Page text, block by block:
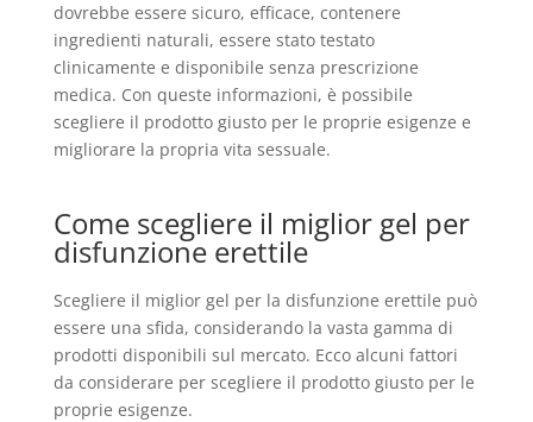
dovrebbe essere sicuro, efficace, contenere
ingredienti naturali, essere stato testato
clinicamente e disponibile senza prescrizione
medica. Con queste informazioni, è possibile
scegliere il prodotto giusto per le proprie esigenze e
migliorare la propria vita sessuale.
Come scegliere il miglior gel per
disfunzione erettile
Scegliere il miglior gel per la disfunzione erettile può
essere una sfida, considerando la vasta gamma di
prodotti disponibili sul mercato. Ecco alcuni fattori
da considerare per scegliere il prodotto giusto per le
proprie esigenze.